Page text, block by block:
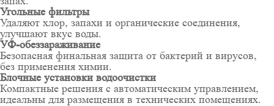
Угольные фильтры
Удаляют хлор, запахи и органические соединения,
улучшают вкус воды.
УФ-обеззараживание
Безопасная финальная защита от бактерий и вирусов,
без применения химии.
Блочные установки водоочистки
Компактные решения с автоматическим управлением,
идеальны для размещения в технических помещениях.